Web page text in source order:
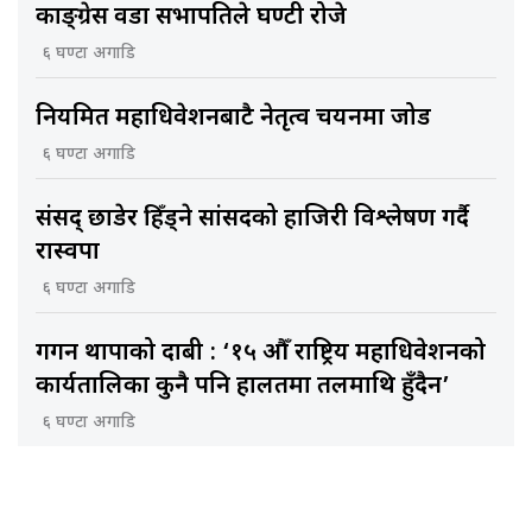
काङ्ग्रेस वडा सभापतिले घण्टी रोजे
६ घण्टा अगाडि
नियमित महाधिवेशनबाटै नेतृत्व चयनमा जोड
६ घण्टा अगाडि
संसद् छाडेर हिँड्ने सांसदको हाजिरी विश्लेषण गर्दै
रास्वपा
६ घण्टा अगाडि
गगन थापाको दाबी : ‘१५ औँ राष्ट्रिय महाधिवेशनको
कार्यतालिका कुनै पनि हालतमा तलमाथि हुँदैन’
६ घण्टा अगाडि